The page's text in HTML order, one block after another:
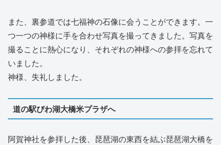
また、裏参道では七福神の石像に会うことができます。一
つ一つの神様に手を合わせ写真を撮ってきました。写真を
撮ることに熱心になり、それぞれの神様への参拝を忘れて
いました。
神様、失礼しました。
道の駅びわ湖大橋米プラザへ
阿賀神社を参拝した後、琵琶湖の東西を結ぶ琵琶湖大橋を